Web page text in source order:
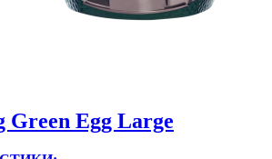
Green Egg Large